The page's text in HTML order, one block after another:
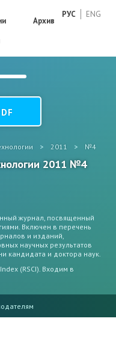
РУС ENG
Архив
> 2011 > №4
2011 №4
журнал, посвященный
Включен в перечень
и изданий,
научных результатов
кандидата и доктора наук.
(RSCI). Входим в